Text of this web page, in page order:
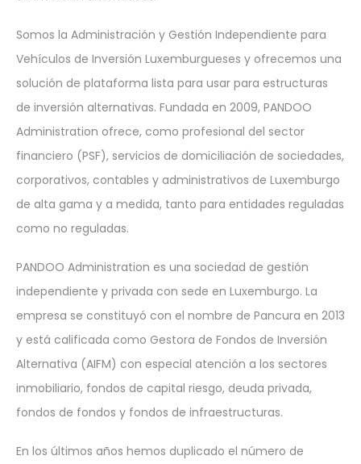
Somos la Administración y Gestión Independiente para
Vehículos de Inversión Luxemburgueses y ofrecemos una
solución de plataforma lista para usar para estructuras
de inversión alternativas. Fundada en 2009, PANDOO
Administration ofrece, como profesional del sector
financiero (PSF), servicios de domiciliación de sociedades,
corporativos, contables y administrativos de Luxemburgo
de alta gama y a medida, tanto para entidades reguladas
como no reguladas.
PANDOO Administration es una sociedad de gestión
independiente y privada con sede en Luxemburgo. La
empresa se constituyó con el nombre de Pancura en 2013
y está calificada como Gestora de Fondos de Inversión
Alternativa (AIFM) con especial atención a los sectores
inmobiliario, fondos de capital riesgo, deuda privada,
fondos de fondos y fondos de infraestructuras.
En los últimos años hemos duplicado el número de